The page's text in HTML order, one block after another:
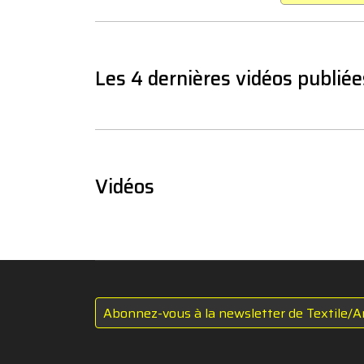
Les 4 dernières vidéos
Vidéos
Abonnez-vous à la newsletter de Textile/